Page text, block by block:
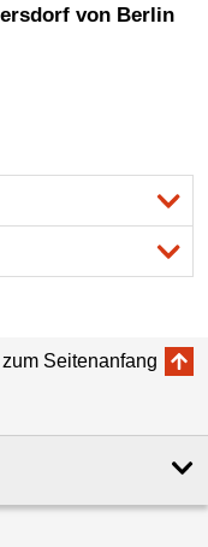
von Berlin
zum Seitenanfang